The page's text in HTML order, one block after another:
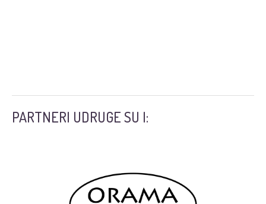
PARTNERI UDRUGE SU I: